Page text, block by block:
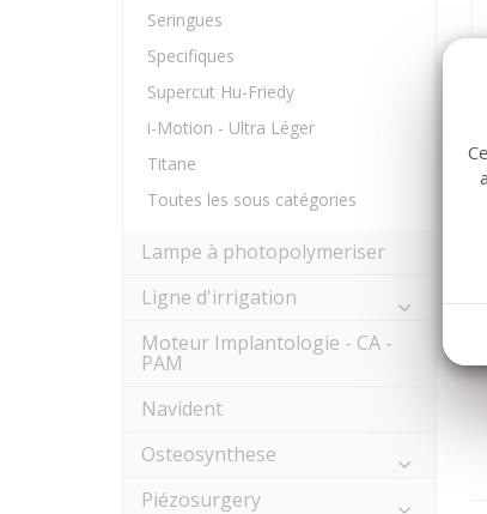
Seringues
Specifiques
Supercut Hu-Friedy
i-Motion - Ultra Léger
Titane
Toutes les sous catégories
Lampe à photopolymeriser
Ligne d'irrigation
Moteur Implantologie - CA -
PAM
Navident
Osteosynthese
Piézosurgery